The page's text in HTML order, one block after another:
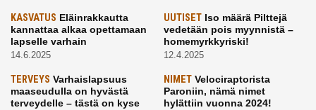
KASVATUS Eläinrakkautta
kannattaa alkaa opettamaan
lapselle varhain
14.6.2025
UUTISETIso määrä Pilttejä
vedetään pois myynnistä –
homemyrkkyriski!
12.4.2025
TERVEYS Varhaislapsuus
maaseudulla on hyvästä
terveydelle – tästä on kyse
NIMETVelociraptorista
Paroniin, nämä nimet
hylättiin vuonna 2024!